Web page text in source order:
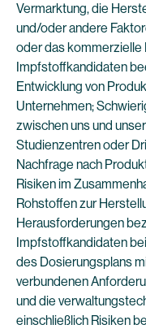
Vermarktung, die
und/oder andere
oder das kommerzielle
Impfstoffkandidaten
Entwicklung von
Unternehmen;
zwischen uns und
Studienzentren oder
Nachfrage nach
Risiken im
Rohstoffen zur
Herausforderungen
Impfstoffkandidaten
des Dosierungsplans
verbundenen
und die
einschließlich Risiken